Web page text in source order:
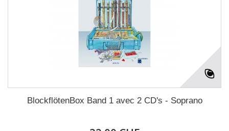
BlockflötenBox Band 1 avec 2 CD's - Soprano